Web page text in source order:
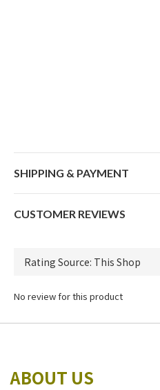
SHIPPING & PAYMENT
CUSTOMER REVIEWS
No review for this product
ABOUT US